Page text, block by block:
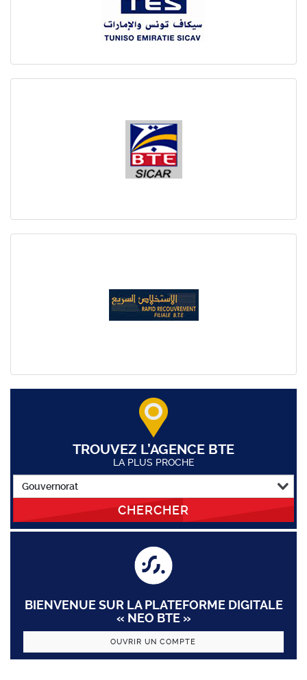
TROUVEZ L’AGENCE BTE
LA PLUS PROCHE
CHERCHER
BIENVENUE SUR LA PLATEFORME DIGITALE
« NEO BTE »
OUVRIR UN COMPTE